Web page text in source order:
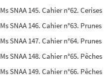
Ms SNAA 145. Cahier n°62. Cerises
Ms SNAA 146. Cahier n°63. Prunes
Ms SNAA 147. Cahier n°64. Prunes
Ms SNAA 148. Cahier n°65. Pêches
Ms SNAA 149. Cahier n°66. Pêches